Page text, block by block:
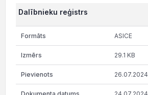
Dalībnieku reģistrs
ASICE
29.1 KB
26.07.2024